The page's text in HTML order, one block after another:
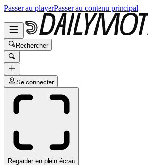
Passer au playerPasser au contenu principal
Rechercher
Se connecter
Regarder en plein écran